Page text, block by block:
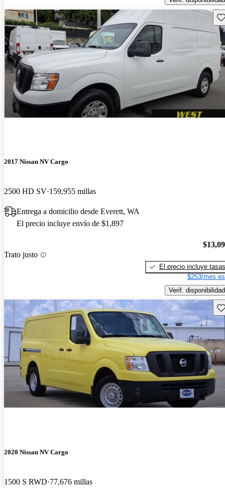
2017 Nissan NV Cargo
2500 HD SV 159,955 millas
Entrega a domicilio desde Everett, WA
El precio incluye envío de $1,897
Trato justo
El precio incluye tasas
$253/mes
Verif. disponibilidad
2020 Nissan NV Cargo
1500 S RWD 77,676 millas